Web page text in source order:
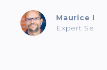
Maurice
Expert